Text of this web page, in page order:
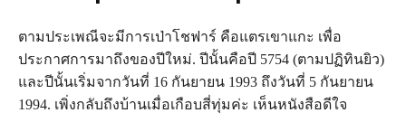
ตาม​ประเพณี​จะ​มี​การ​เป่า​โชฟาร์ คือ​แตร​เขา​แกะ เพื่อ​
ประกาศ​การ​มา​ถึง​ของ​ปี​ใหม่. ปี​นั้น​คือ​ปี 5754 (ตาม​ปฏิทิน​ยิว)
และ​ปี​นั้น​เริ่ม​จาก​วัน​ที่ 16 กันยายน 1993 ถึง​วัน​ที่ 5 กันยายน
1994. เพิ่งกลับถึงบ้านเมื่อเกือบสี่ทุ่มค่ะ เห็นหนังสือดีใจ